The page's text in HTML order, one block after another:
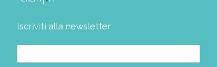
Iscriviti alla newsletter